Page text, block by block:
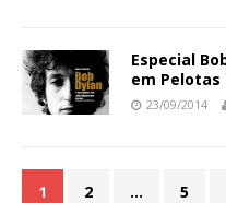
Especial
em Pelotas
23/09/2014
1 2 … 5